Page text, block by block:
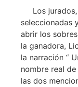
Los jurados,
seleccionadas
abrir los
la ganadora,
la narración “
nombre real
las dos